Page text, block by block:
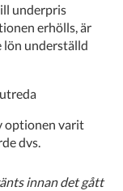
underpris
erhölls, är
lön underställd
optionen varit
dvs.
innan det gått